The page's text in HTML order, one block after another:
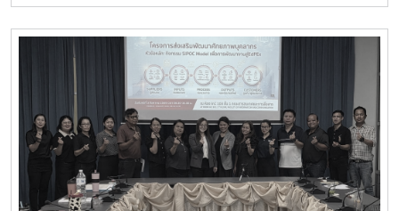
:https://www.facebook.com/icmaejoWebsite
:https://infocomm.mju.ac.thWebsite MJU :www.mju.ac.th